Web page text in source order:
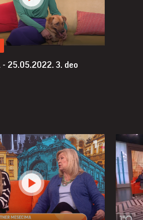
- 25.05.2022. 3. deo